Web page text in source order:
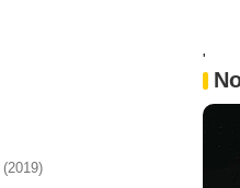
(2019)
'